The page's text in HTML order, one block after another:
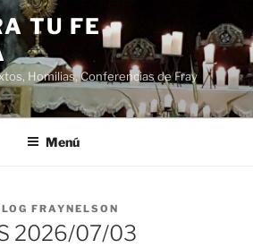
TU FE
Homilias, Conferencias de Fray
Menú
FRAYNELSON
2026/07/03